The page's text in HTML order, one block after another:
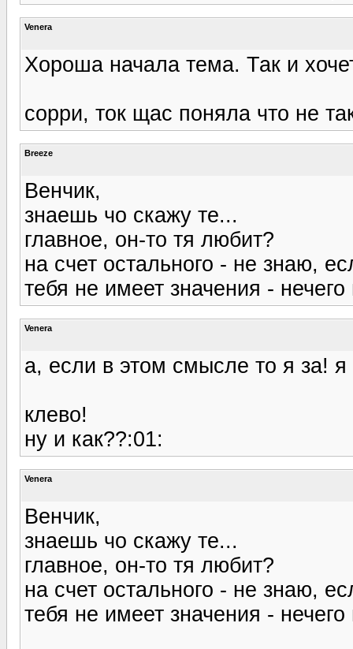
Venera
Хороша начала тема. Так и
сорри, ток щас поняла что не
Breeze
Венчик,
знаешь чо скажу те...
главное, он-то тя любит?
на счет остального - не знаю,
тебя не имеет значения -
Venera
а, если в этом смысле то я за!
клево!
ну и как??:01:
Venera
Венчик,
знаешь чо скажу те...
главное, он-то тя любит?
на счет остального - не знаю,
тебя не имеет значения -